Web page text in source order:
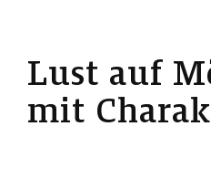
Lust auf M
mit Charak